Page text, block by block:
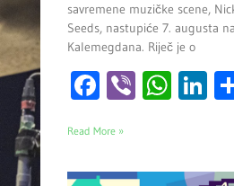
savremene muzičke scene,
Seeds, nastupiće 7. augusta
Kalemegdana. Riječ je o
Facebook
Viber
Read More »